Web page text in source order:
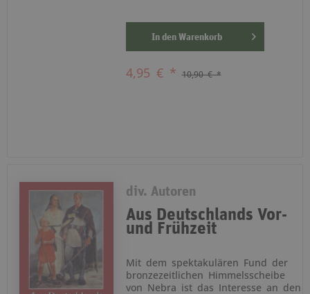
In den Warenkorb
4,95 € * 10,90 € *
div. Autoren
Aus Deutschlands Vor-
und Frühzeit
Mit dem spektakulären Fund der
bronzezeitlichen Himmelsscheibe
von Nebra ist das Interesse an den